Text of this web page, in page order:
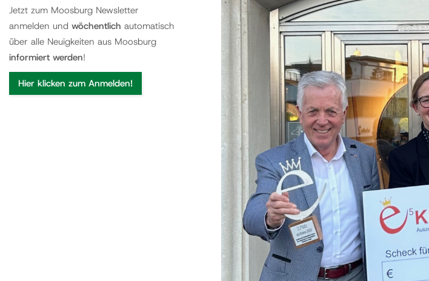
Jetzt zum Moosburg Newsletter
anmelden und wöchentlich automatisch
über alle Neuigkeiten aus Moosburg
informiert werden!
Hier klicken zum Anmelden!